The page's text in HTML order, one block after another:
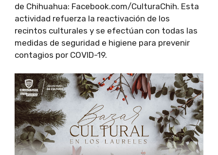
de Chihuahua: Facebook.com/CulturaChih. Esta
actividad refuerza la reactivación de los
recintos culturales y se efectúan con todas las
medidas de seguridad e higiene para prevenir
contagios por COVID-19.